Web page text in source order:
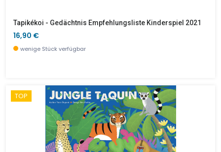
Tapikékoi - Gedächtnis Empfehlungsliste Kinderspiel 2021
16,90 €
wenige Stück verfügbar
TOP